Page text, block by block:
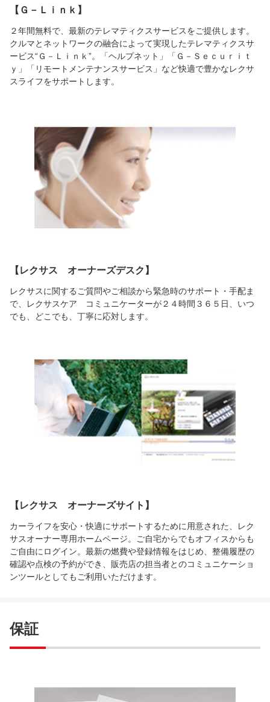
【Ｇ－Ｌｉｎｋ】
２年間無料で、最新のテレマティクスサービスをご提供します。
クルマとネットワークの融合によって実現したテレマティクスサ
ービス“Ｇ－Ｌｉｎｋ”。「ヘルプネット」「Ｇ－Ｓｅｃｕｒｉｔ
ｙ」「リモートメンテナンスサービス」など快適で豊かなレクサ
スライフをサポートします。
【レクサス オーナーズデスク】
レクサスに関するご質問やご相談から緊急時のサポート・手配ま
で、レクサスケア コミュニケーターが２４時間３６５日、いつ
でも、どこでも、丁寧に応対します。
【レクサス オーナーズサイト】
カーライフを安心・快適にサポートするために用意された、レク
サスオーナー専用ホームページ。ご自宅からでもオフィスからも
ご自由にログイン。最新の燃費や登録情報をはじめ、整備履歴の
確認や点検の予約ができ、販売店の担当者とのコミュニケーショ
ンツールとしてもご利用いただけます。
保証